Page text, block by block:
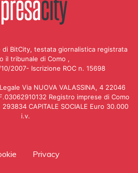
di BitCity, testata giornalistica registrata
il tribunale di Como ,
2007- Iscrizione ROC n. 15698
Via NUOVA VALASSINA, 4 22046
Registro imprese di Como
CAPITALE SOCIALE Euro 30.000
i.v.
Privacy